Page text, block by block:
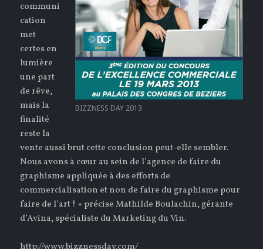
BIZZNESS DAY 2013
communi
cation
met
certes en
lumière
une part
de rêve,
mais la
finalité
reste la
vente aussi brut cette conclusion peut-elle sembler.
Nous avons à cœur au sein de l’agence de faire du
graphisme appliquée à des efforts de
commercialisation et non de faire du graphisme pour
faire de l’art ! » précise Mathilde Boulachin, gérante
d’Avina, spécialiste du Marketing du Vin.